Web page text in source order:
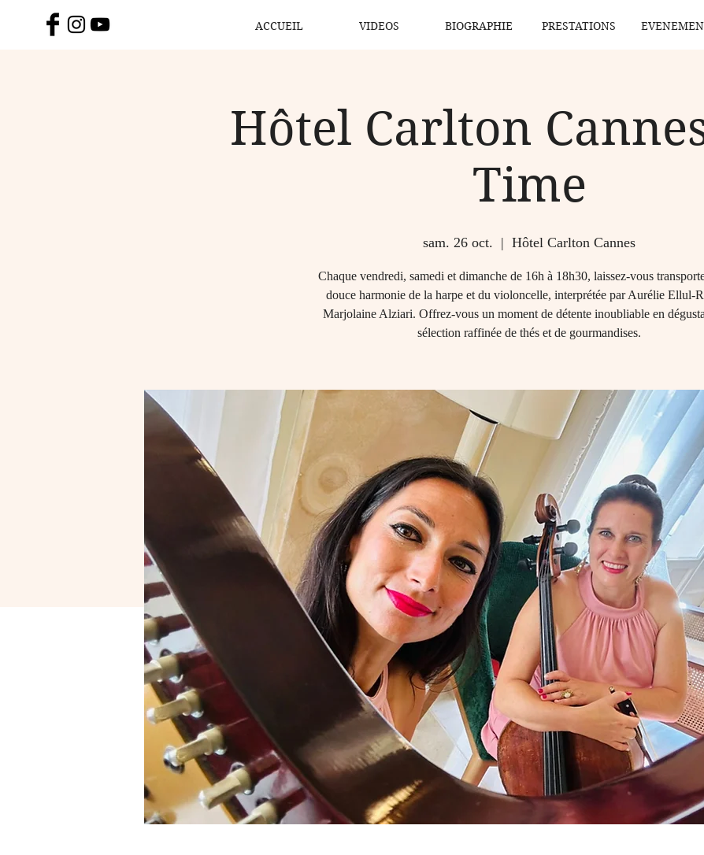
ACCUEIL VIDEOS BIOGRAPHIE PRESTATIONS
Hôtel Carlton
Time
sam. 26 oct.
  |
Hôtel Carlton Cannes
Chaque vendredi, samedi et dimanche de 16h à 18h30, laissez-vous
douce harmonie de la harpe et du violoncelle, interprétée par Aurélie Ellul-
Marjolaine Alziari. Offrez-vous un moment de détente inoubliable en
sélection raffinée de thés et de gourmandises.